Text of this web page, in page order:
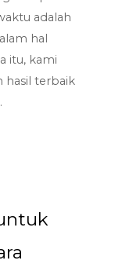
adalah
hal
itu, kami
terbaik